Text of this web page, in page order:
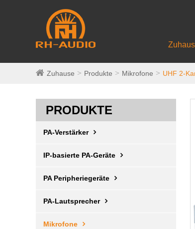
Zuhause Produkte Mikrofone UHF 2-
PRODUKTE
PA-Verstärker
IP-basierte PA-Geräte
PA Peripheriegeräte
PA-Lautsprecher
Mikrofone